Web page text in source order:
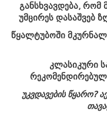
განსხვავდება, რომ
უმცირეს დასაშვებ
წყალტუბოში
კლასიკური
უკვდავების წყარო?